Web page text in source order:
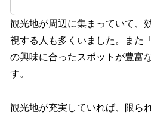
観光地が周辺に集まっていて、
視する人も多くいました。また
の興味に合ったスポットが豊富
す。
観光地が充実していれば、限ら